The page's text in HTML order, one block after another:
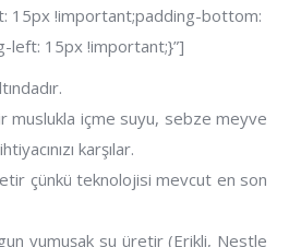
15px !important;padding-bottom:
left: 15px !important;}”]
muslukla içme suyu, sebze meyve
karşılar.
çünkü teknolojisi mevcut en son
yumuşak su üretir (Erikli, Nestle